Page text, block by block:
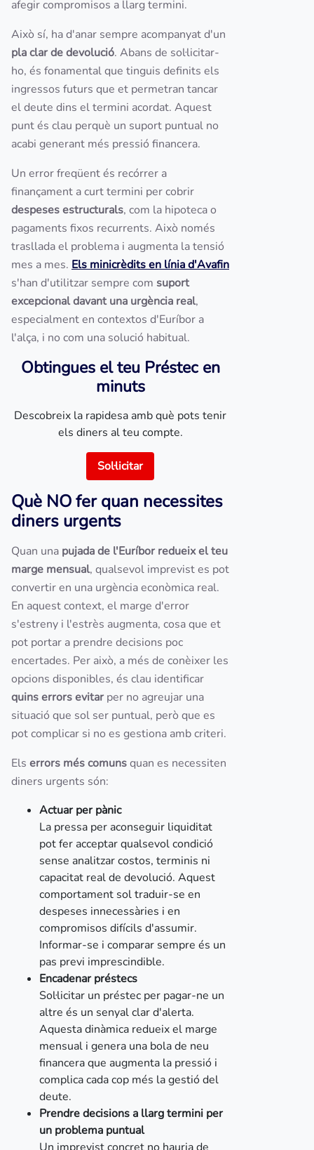
afegir compromisos a llarg termini.
Això sí, ha d'anar sempre acompanyat d'un
pla clar de devolució. Abans de sol·licitar-
ho, és fonamental que tinguis definits els
ingressos futurs que et permetran tancar
el deute dins el termini acordat. Aquest
punt és clau perquè un suport puntual no
acabi generant més pressió financera.
Un error freqüent és recórrer a
finançament a curt termini per cobrir
despeses estructurals, com la hipoteca o
pagaments fixos recurrents. Això només
trasllada el problema i augmenta la tensió
mes a mes. Els minicrèdits en línia d'Avafin
s'han d'utilitzar sempre com suport
excepcional davant una urgència real,
especialment en contextos d'Euríbor a
l'alça, i no com una solució habitual.
Obtingues el teu Préstec en
minuts
Descobreix la rapidesa amb què pots tenir
els diners al teu compte.
Sol·licitar
Què NO fer quan necessites
diners urgents
Quan una pujada de l'Euríbor redueix el teu
marge mensual, qualsevol imprevist es pot
convertir en una urgència econòmica real.
En aquest context, el marge d'error
s'estreny i l'estrès augmenta, cosa que et
pot portar a prendre decisions poc
encertades. Per això, a més de conèixer les
opcions disponibles, és clau identificar
quins errors evitarper no agreujar una
situació que sol ser puntual, però que es
pot complicar si no es gestiona amb criteri.
Els errors més comunsquan es necessiten
diners urgents són:
Actuar per pànic
La pressa per aconseguir liquiditat
pot fer acceptar qualsevol condició
sense analitzar costos, terminis ni
capacitat real de devolució. Aquest
comportament sol traduir-se en
despeses innecessàries i en
compromisos difícils d'assumir.
Informar-se i comparar sempre és un
pas previ imprescindible.
Encadenar préstecs
Sol·licitar un préstec per pagar-ne un
altre és un senyal clar d'alerta.
Aquesta dinàmica redueix el marge
mensual i genera una bola de neu
financera que augmenta la pressió i
complica cada cop més la gestió del
deute.
Prendre decisions a llarg termini per
un problema puntual